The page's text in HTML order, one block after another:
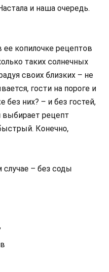
и наша очередь.
ее копилочке рецептов
таких солнечных
своих близких – не
гости на пороге и
них? – и без гостей,
выбирает рецепт
Конечно,
случае – без соды